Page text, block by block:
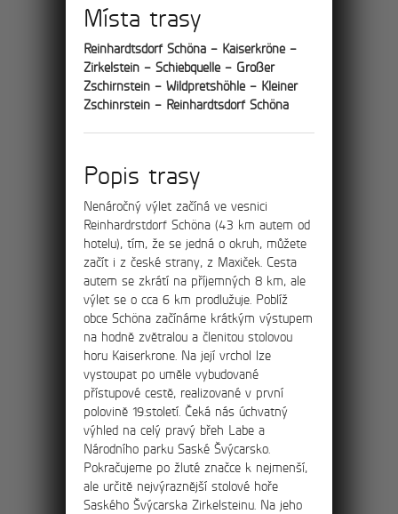
Výlet skalními městy
Tisá, Ostrov a Rájec
Po červené turistické stezce projdete
Nebeský ráj) až k hlavnímu vstupu k
Tiským stěnám.
11km
Výlet na rozhlednu
Děčínský Sněžník
Po červené turistické stezce projdete
menším skalním městem na začátku
Ostrova do strmého kopce.
Místa trasy
Reinhardtsdorf Schöna – Kaiserkröne –
Zirkelstein – Schiebquelle – Großer
Zschirnstein – Wildpretshöhle – Kleiner
Zschinrstein – Reinhardtsdorf Schöna
Popis trasy
Nenáročný výlet začíná ve vesnici
Reinhardrstdorf Schöna (43 km autem od
hotelu), tím, že se jedná o okruh, můžete
začít i z české strany, z Maxiček. Cesta
autem se zkrátí na příjemných 8 km, ale
výlet se o cca 6 km prodlužuje. Poblíž
obce Schöna začínáme krátkým výstupem
na hodně zvětralou a členitou stolovou
horu Kaiserkrone. Na její vrchol lze
vystoupat po uměle vybudované
přístupové cestě, realizované v první
polovině 19.století. Čeká nás úchvatný
výhled na celý pravý břeh Labe a
Národního parku Saské Švýcarsko.
Pokračujeme po žluté značce k nejmenší,
ale určitě nejvýraznější stolové hoře
Saského Švýcarska Zirkelsteinu. Na jeho